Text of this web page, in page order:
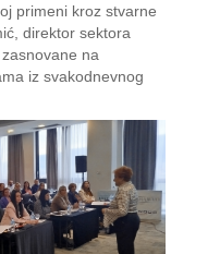
primeni kroz stvarne
direktor sektora
na
iz svakodnevnog